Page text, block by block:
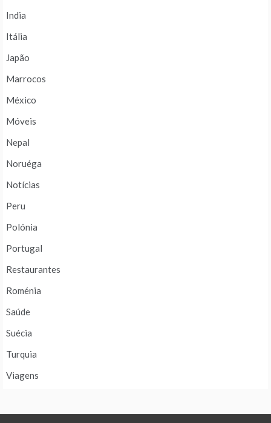
India
Itália
Japão
Marrocos
México
Móveis
Nepal
Noruéga
Notícias
Peru
Polónia
Portugal
Restaurantes
Roménia
Saúde
Suécia
Turquia
Viagens